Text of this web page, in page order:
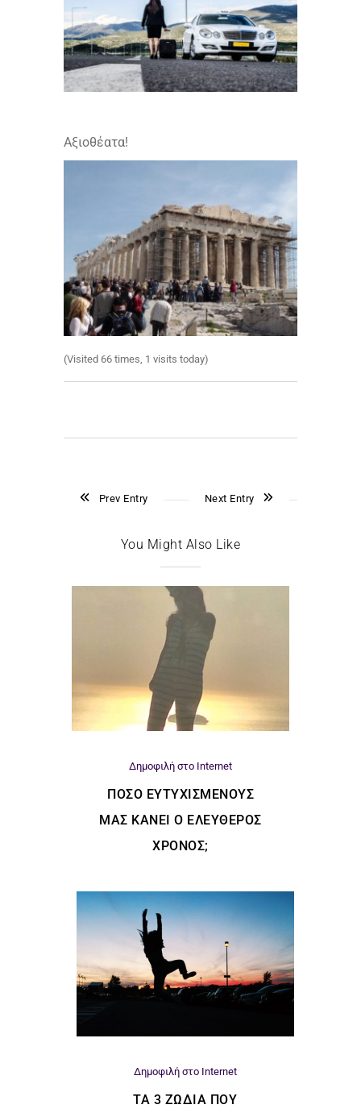
Αξιοθέατα!
(Visited 66 times, 1 visits today)
Prev Entry Next Entry
You Might Also Like
Δημοφιλή στο Internet
ΠΌΣΟ ΕΥΤΥΧΙΣΜΈΝΟΥΣ
ΜΑΣ ΚΆΝΕΙ Ο ΕΛΕΎΘΕΡΟΣ
ΧΡΌΝΟΣ;
Δημοφιλή στο Internet
ΤΑ 3 ΖΏΔΙΑ ΠΟΥ